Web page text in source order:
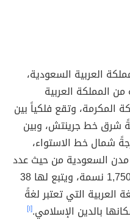
العربية السعودية،
المملكة العربية
المكرمة، وتقع فلكياً بين
40 درجةً إلى 42 درجةً شرق خط جرينتش، وبين
عرض 20 درجةً إلى 24 درجةً شمال خط الاستواء،
مدن السعودية من حيث عدد
السكان؛ إذ بلغ عدد سكانها 1,750,00 نسمة، ويتبع لها 38
العربية التي تعتبر لغةً
بالدين الإسلامي.[١]